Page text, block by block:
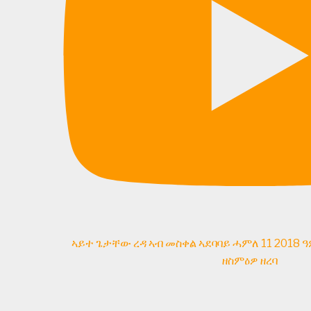
ኣይተ ጌታቸው ረዳ ኣብ መስቀል ኣደባባይ ሓምለ 11 2018
ዘስምዕዎ ዘረባ